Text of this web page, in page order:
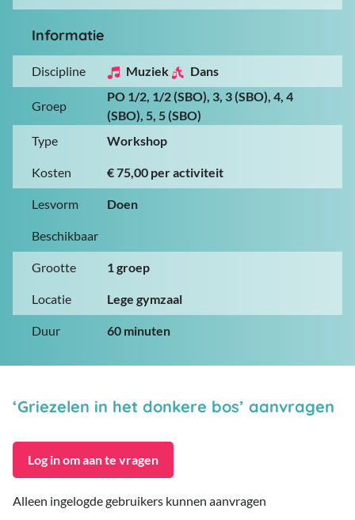
Informatie
Discipline Muziek Dans
Groep
PO 1/2, 1/2 (SBO), 3, 3 (SBO), 4, 4
(SBO), 5, 5 (SBO)
Type
Workshop
Kosten € 75,00 per activiteit
Lesvorm Doen
Beschikbaar
Grootte 1 groep
Locatie Lege gymzaal
Duur 60 minuten
‘Griezelen in het donkere bos’ aanvragen
Log in om aan te vragen
Alleen ingelogde gebruikers kunnen aanvragen